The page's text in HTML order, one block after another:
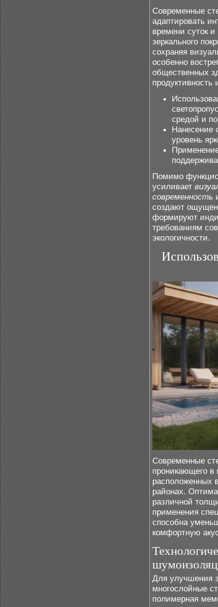
Современные
адаптировать
времени суток
зеркального
сохраняя
особенно
общественных
средой и
Нанесение
уровень
Помимо
усиливает
современность
создают
формируют
требованиям
экологичности.
Современные
проникающего
расположенных
районах.
различной
применения
способна
комфортную
Для улучшения
многослойные
полимерная